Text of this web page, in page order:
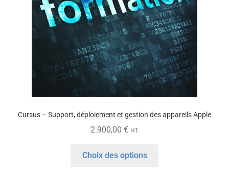
sur
la
page
du
produit
Cursus – Support, déploiement et gestion des appareils Apple
2.900,00 € HT
Choix des options